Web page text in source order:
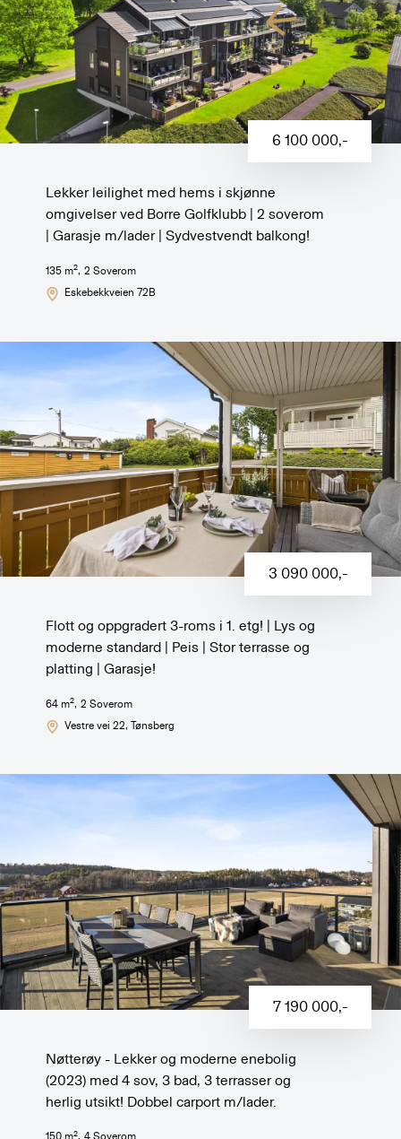
6 100 000,-
Lekker leilighet med hems i skjønne
omgivelser ved Borre Golfklubb | 2 soverom
| Garasje m/lader | Sydvestvendt balkong!
135 m2, 2 Soverom
Eskebekkveien 72B
3 090 000,-
Flott og oppgradert 3-roms i 1. etg! | Lys og
moderne standard | Peis | Stor terrasse og
platting | Garasje!
64 m2, 2 Soverom
Vestre vei 22, Tønsberg
7 190 000,-
Nøtterøy - Lekker og moderne enebolig
(2023) med 4 sov, 3 bad, 3 terrasser og
herlig utsikt! Dobbel carport m/lader.
150 m2, 4Soverom